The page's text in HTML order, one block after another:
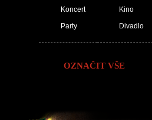
Koncert
Party
Kino
Divadlo
OZNAČIT VŠE